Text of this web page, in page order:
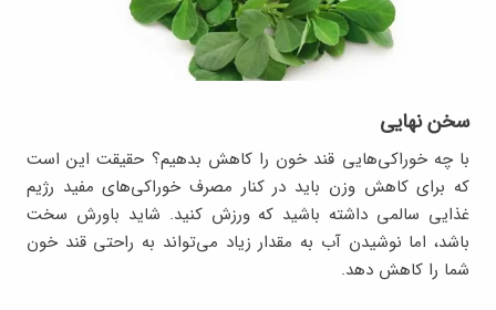
سخن نهایی
با چه خوراکی‌هایی قند خون را کاهش بدهیم؟ حقیقت این است
که برای کاهش وزن باید در کنار مصرف خوراکی‌های مفید رژیم
غذایی سالمی داشته باشید که ورزش کنید. شاید باورش سخت
باشد، اما نوشیدن آب به مقدار زیاد می‌تواند به راحتی قند خون
شما را کاهش دهد.